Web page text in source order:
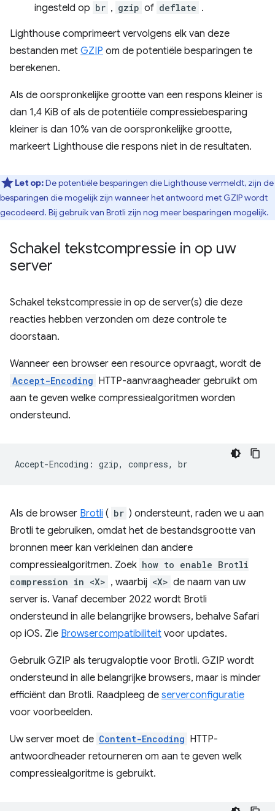
ingesteld op br , gzip of deflate .
Lighthouse comprimeert vervolgens elk van deze
bestanden met GZIP om de potentiële besparingen te
berekenen.
Als de oorspronkelijke grootte van een respons kleiner is
dan 1,4 KiB of als de potentiële compressiebesparing
kleiner is dan 10% van de oorspronkelijke grootte,
markeert Lighthouse die respons niet in de resultaten.
Let op:De potentiële besparingen die Lighthouse vermeldt, zijn de
besparingen die mogelijk zijn wanneer het antwoord met GZIP wordt
gecodeerd. Bij gebruik van Brotli zijn nog meer besparingen mogelijk.
Schakel tekstcompressie in op uw
server
Schakel tekstcompressie in op de server(s) die deze
reacties hebben verzonden om deze controle te
doorstaan.
Wanneer een browser een resource opvraagt, wordt de
Accept-Encoding HTTP-aanvraagheader gebruikt om
aan te geven welke compressiealgoritmen worden
ondersteund.
Als de browser Brotli ( br ) ondersteunt, raden we u aan
Brotli te gebruiken, omdat het de bestandsgrootte van
bronnen meer kan verkleinen dan andere
compressiealgoritmen. Zoek how to enable Brotli
compression in <X> , waarbij <X> de naam van uw
server is. Vanaf december 2022 wordt Brotli
ondersteund in alle belangrijke browsers, behalve Safari
op iOS. Zie Browsercompatibiliteit voor updates.
Gebruik GZIP als terugvaloptie voor Brotli. GZIP wordt
ondersteund in alle belangrijke browsers, maar is minder
efficiënt dan Brotli. Raadpleeg de serverconfiguratie
voor voorbeelden.
Uw server moet de Content-Encoding HTTP-
antwoordheader retourneren om aan te geven welk
compressiealgoritme is gebruikt.